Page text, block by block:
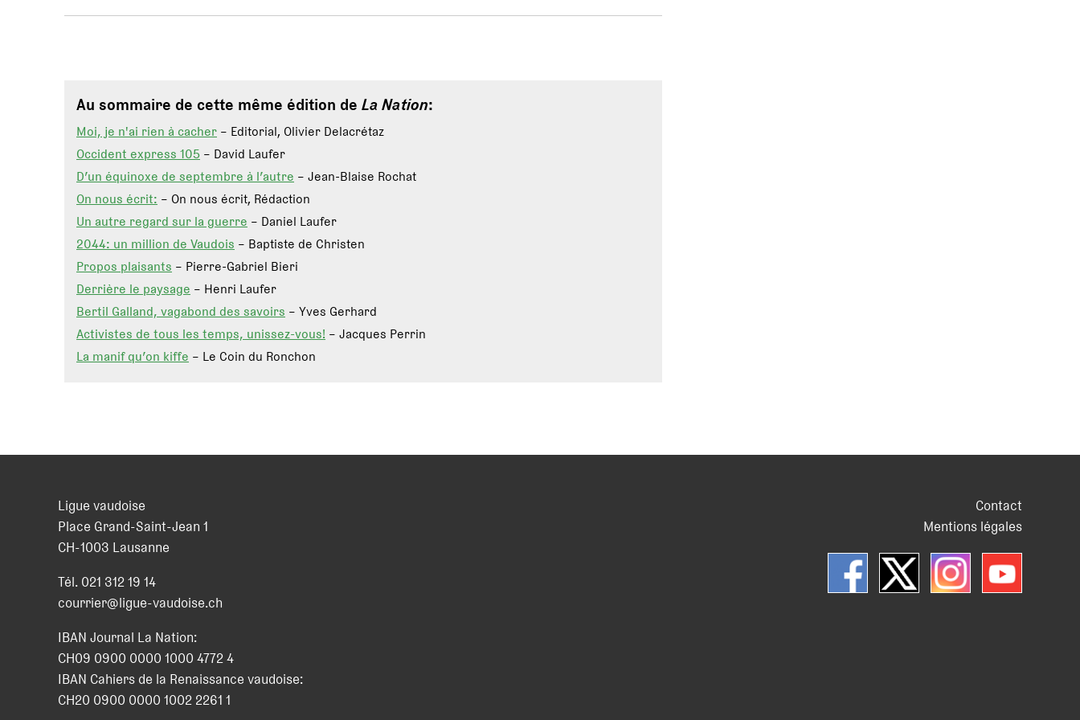
Au sommaire de cette même édition de La Nation:
Moi, je n'ai rien à cacher – Editorial, Olivier Delacrétaz
Occident express 105 – David Laufer
D’un équinoxe de septembre à l’autre – Jean-Blaise Rochat
On nous écrit: – On nous écrit, Rédaction
Un autre regard sur la guerre – Daniel Laufer
2044: un million de Vaudois – Baptiste de Christen
Propos plaisants – Pierre-Gabriel Bieri
Derrière le paysage – Henri Laufer
Bertil Galland, vagabond des savoirs – Yves Gerhard
Activistes de tous les temps, unissez-vous! – Jacques Perrin
La manif qu’on kiffe – Le Coin du Ronchon
Contact
Mentions légales
Ligue vaudoise
Place Grand-Saint-Jean 1
CH-1003 Lausanne
Tél.021 312 19 14
courrier@ligue-vaudoise.ch
IBAN Journal La Nation:
CH09 0900 0000 1000 4772 4
IBAN Cahiers de la Renaissance vaudoise:
CH20 0900 0000 1002 2261 1